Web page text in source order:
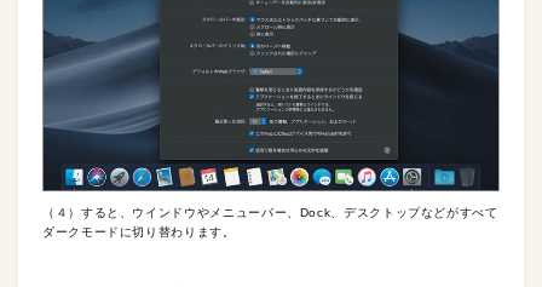
（４）すると、ウインドウやメニューバー、Dock、デスクトップなどがすべて
ダークモードに切り替わります。